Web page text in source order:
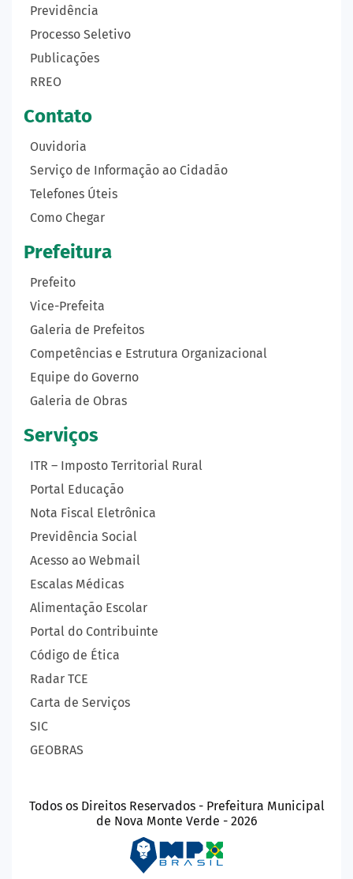
Previdência
Processo Seletivo
Publicações
RREO
Contato
Ouvidoria
Serviço de Informação ao Cidadão
Telefones Úteis
Como Chegar
Prefeitura
Prefeito
Vice-Prefeita
Galeria de Prefeitos
Competências e Estrutura Organizacional
Equipe do Governo
Galeria de Obras
Serviços
ITR – Imposto Territorial Rural
Portal Educação
Nota Fiscal Eletrônica
Previdência Social
Acesso ao Webmail
Escalas Médicas
Alimentação Escolar
Portal do Contribuinte
Código de Ética
Radar TCE
Carta de Serviços
SIC
GEOBRAS
Todos os Direitos Reservados - Prefeitura Municipal
de Nova Monte Verde - 2026